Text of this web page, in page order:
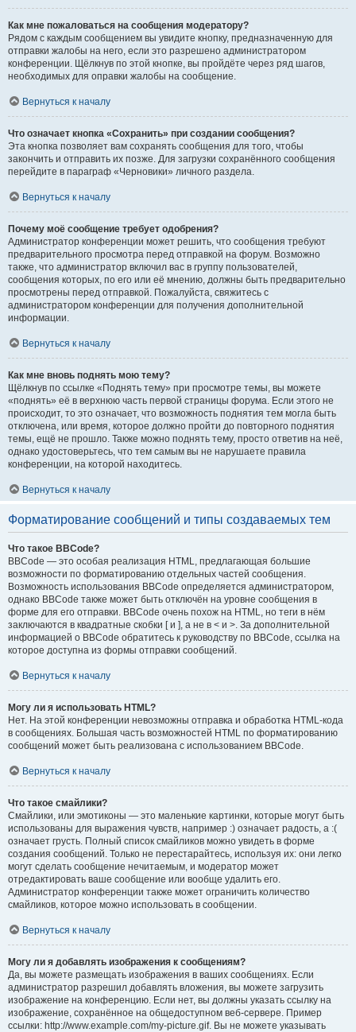
Как мне пожаловаться на сообщения модератору?
Рядом с каждым сообщением вы увидите кнопку, предназначенную для
отправки жалобы на него, если это разрешено администратором
конференции. Щёлкнув по этой кнопке, вы пройдёте через ряд шагов,
необходимых для оправки жалобы на сообщение.
Вернуться к началу
Что означает кнопка «Сохранить» при создании сообщения?
Эта кнопка позволяет вам сохранять сообщения для того, чтобы
закончить и отправить их позже. Для загрузки сохранённого сообщения
перейдите в параграф «Черновики» личного раздела.
Вернуться к началу
Почему моё сообщение требует одобрения?
Администратор конференции может решить, что сообщения требуют
предварительного просмотра перед отправкой на форум. Возможно
также, что администратор включил вас в группу пользователей,
сообщения которых, по его или её мнению, должны быть предварительно
просмотрены перед отправкой. Пожалуйста, свяжитесь с
администратором конференции для получения дополнительной
информации.
Вернуться к началу
Как мне вновь поднять мою тему?
Щёлкнув по ссылке «Поднять тему» при просмотре темы, вы можете
«поднять» её в верхнюю часть первой страницы форума. Если этого не
происходит, то это означает, что возможность поднятия тем могла быть
отключена, или время, которое должно пройти до повторного поднятия
темы, ещё не прошло. Также можно поднять тему, просто ответив на неё,
однако удостоверьтесь, что тем самым вы не нарушаете правила
конференции, на которой находитесь.
Вернуться к началу
Форматирование сообщений и типы создаваемых тем
Что такое BBCode?
BBCode — это особая реализация HTML, предлагающая большие
возможности по форматированию отдельных частей сообщения.
Возможность использования BBCode определяется администратором,
однако BBCode также может быть отключён на уровне сообщения в
форме для его отправки. BBCode очень похож на HTML, но теги в нём
заключаются в квадратные скобки [ и ], а не в < и >. За дополнительной
информацией о BBCode обратитесь к руководству по BBCode, ссылка на
которое доступна из формы отправки сообщений.
Вернуться к началу
Могу ли я использовать HTML?
Нет. На этой конференции невозможны отправка и обработка HTML-кода
в сообщениях. Большая часть возможностей HTML по форматированию
сообщений может быть реализована с использованием BBCode.
Вернуться к началу
Что такое смайлики?
Смайлики, или эмотиконы — это маленькие картинки, которые могут быть
использованы для выражения чувств, например :) означает радость, а :(
означает грусть. Полный список смайликов можно увидеть в форме
создания сообщений. Только не перестарайтесь, используя их: они легко
могут сделать сообщение нечитаемым, и модератор может
отредактировать ваше сообщение или вообще удалить его.
Администратор конференции также может ограничить количество
смайликов, которое можно использовать в сообщении.
Вернуться к началу
Могу ли я добавлять изображения к сообщениям?
Да, вы можете размещать изображения в ваших сообщениях. Если
администратор разрешил добавлять вложения, вы можете загрузить
изображение на конференцию. Если нет, вы должны указать ссылку на
изображение, сохранённое на общедоступном веб-сервере. Пример
ссылки: http://www.example.com/my-picture.gif. Вы не можете указывать